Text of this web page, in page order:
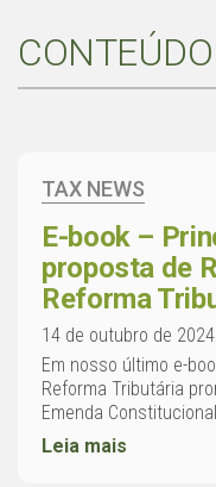
TAX NEWS
E-book –
proposta de
Reforma
14 de outubro de 2024
Em nosso último e-
Reforma Tributária
Emenda
Leia mais